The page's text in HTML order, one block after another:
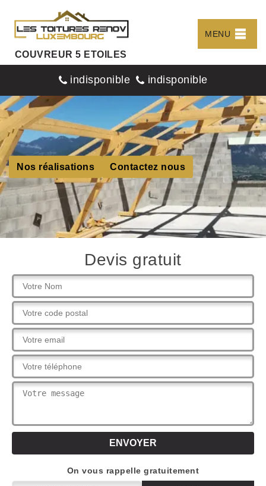
COUVREUR 5 ETOILES
MENU
indisponible indisponible
Nos réalisations Contactez nous
Devis gratuit
On vous rappelle gratuitement